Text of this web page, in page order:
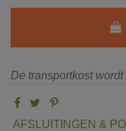
De transportkost
AFSLUITINGEN &